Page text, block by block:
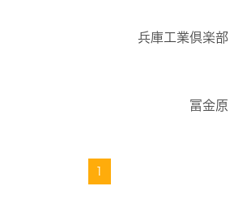
兵庫工業倶楽部
冨金原 伸
1